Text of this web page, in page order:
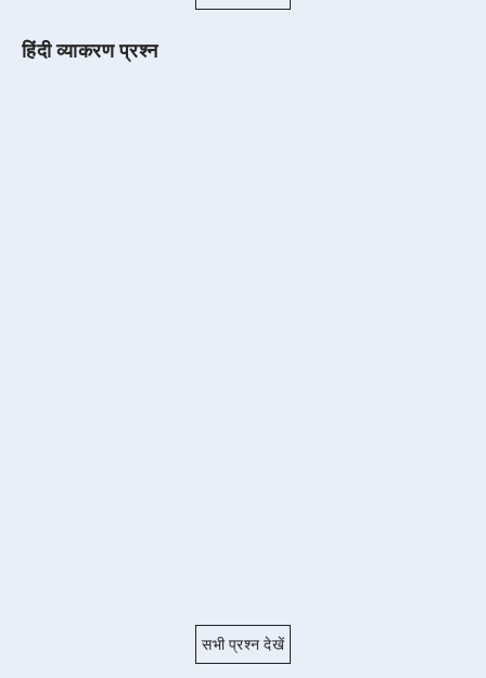
हिंदी व्याकरण प्रश्न
सभी प्रश्न देखें